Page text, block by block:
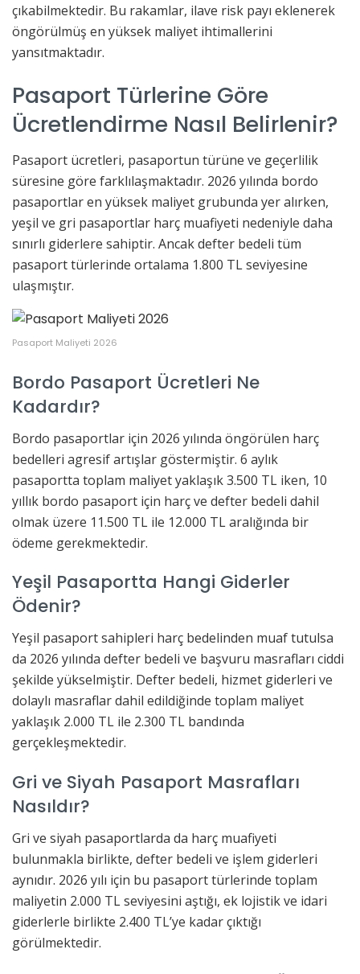
çıkabilmektedir. Bu rakamlar, ilave risk payı eklenerek
öngörülmüş en yüksek maliyet ihtimallerini
yansıtmaktadır.
Pasaport Türlerine Göre
Ücretlendirme Nasıl Belirlenir?
Pasaport ücretleri, pasaportun türüne ve geçerlilik
süresine göre farklılaşmaktadır. 2026 yılında bordo
pasaportlar en yüksek maliyet grubunda yer alırken,
yeşil ve gri pasaportlar harç muafiyeti nedeniyle daha
sınırlı giderlere sahiptir. Ancak defter bedeli tüm
pasaport türlerinde ortalama 1.800 TL seviyesine
ulaşmıştır.
Pasaport Maliyeti 2026
Bordo Pasaport Ücretleri Ne
Kadardır?
Bordo pasaportlar için 2026 yılında öngörülen harç
bedelleri agresif artışlar göstermiştir. 6 aylık
pasaportta toplam maliyet yaklaşık 3.500 TL iken, 10
yıllık bordo pasaport için harç ve defter bedeli dahil
olmak üzere 11.500 TL ile 12.000 TL aralığında bir
ödeme gerekmektedir.
Yeşil Pasaportta Hangi Giderler
Ödenir?
Yeşil pasaport sahipleri harç bedelinden muaf tutulsa
da 2026 yılında defter bedeli ve başvuru masrafları ciddi
şekilde yükselmiştir. Defter bedeli, hizmet giderleri ve
dolaylı masraflar dahil edildiğinde toplam maliyet
yaklaşık 2.000 TL ile 2.300 TL bandında
gerçekleşmektedir.
Gri ve Siyah Pasaport Masrafları
Nasıldır?
Gri ve siyah pasaportlarda da harç muafiyeti
bulunmakla birlikte, defter bedeli ve işlem giderleri
aynıdır. 2026 yılı için bu pasaport türlerinde toplam
maliyetin 2.000 TL seviyesini aştığı, ek lojistik ve idari
giderlerle birlikte 2.400 TL’ye kadar çıktığı
görülmektedir.